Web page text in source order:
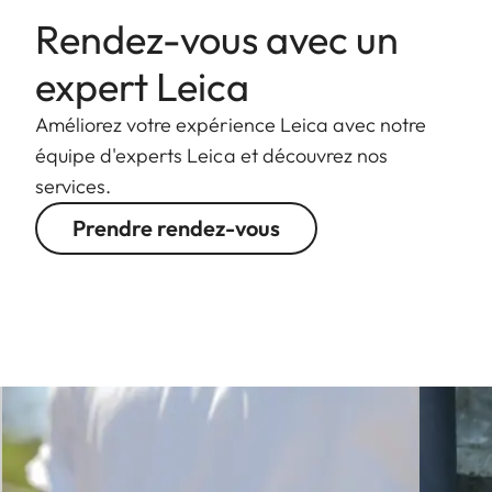
Rendez-vous avec un
expert Leica
Améliorez votre expérience Leica avec notre
équipe d'experts Leica et découvrez nos
services.
Prendre rendez-vous